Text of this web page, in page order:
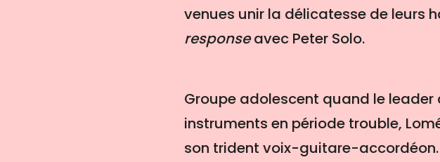
venues unir la délicatesse de leurs
responseavec Peter Solo.
Groupe adolescent quand le
instruments en période trouble,
son trident voix-guitare-